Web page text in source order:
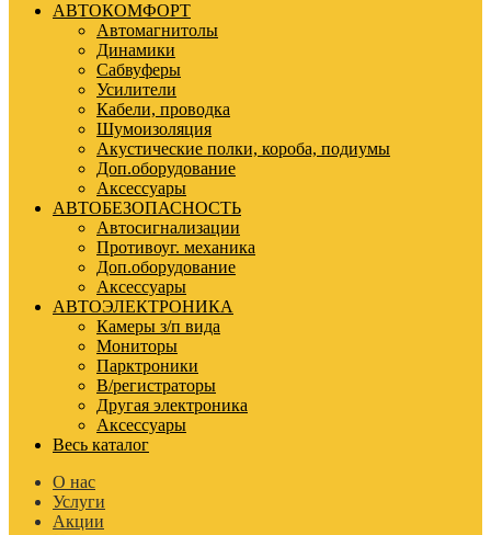
АВТОКОМФОРТ
Автомагнитолы
Динамики
Сабвуферы
Усилители
Кабели, проводка
Шумоизоляция
Акустические полки, короба, подиумы
Доп.оборудование
Аксессуары
АВТОБЕЗОПАСНОСТЬ
Автосигнализации
Противоуг. механика
Доп.оборудование
Аксессуары
АВТОЭЛЕКТРОНИКА
Камеры з/п вида
Мониторы
Парктроники
В/регистраторы
Другая электроника
Аксессуары
Весь каталог
О нас
Услуги
Акции